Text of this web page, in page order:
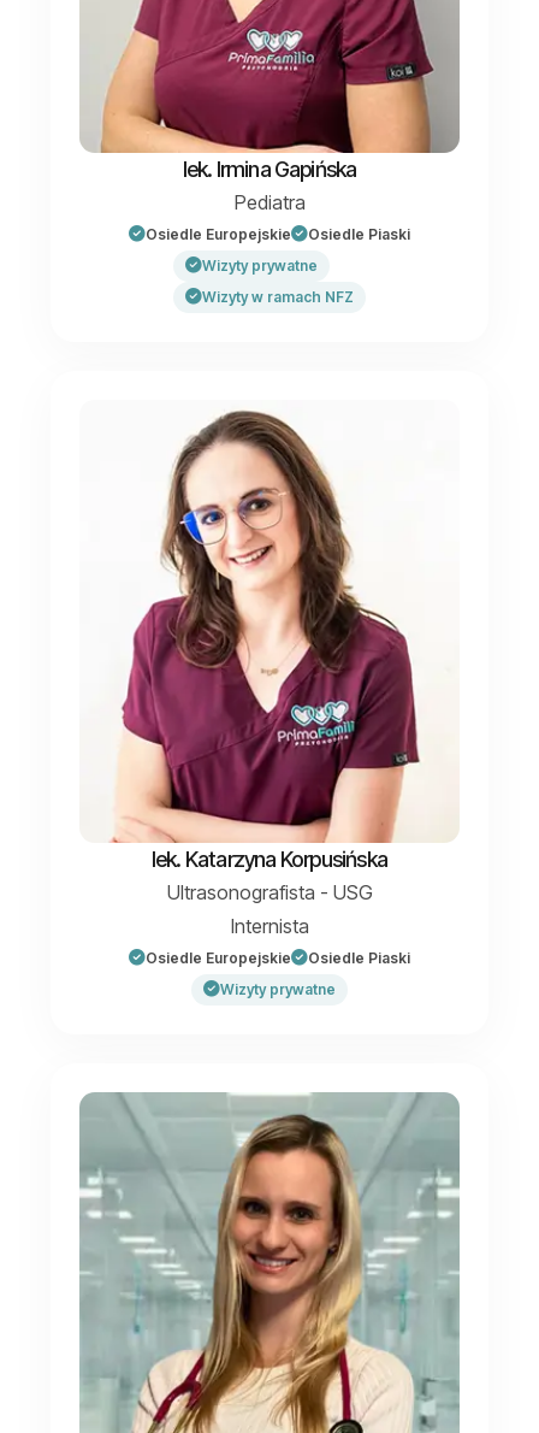
lek. Irmina Gapińska
Pediatra
Osiedle Europejskie
Osiedle Piaski
Wizyty prywatne
Wizyty w ramach NFZ
lek. Katarzyna Korpusińska
Ultrasonografista - USG
Internista
Osiedle Europejskie
Osiedle Piaski
Wizyty prywatne